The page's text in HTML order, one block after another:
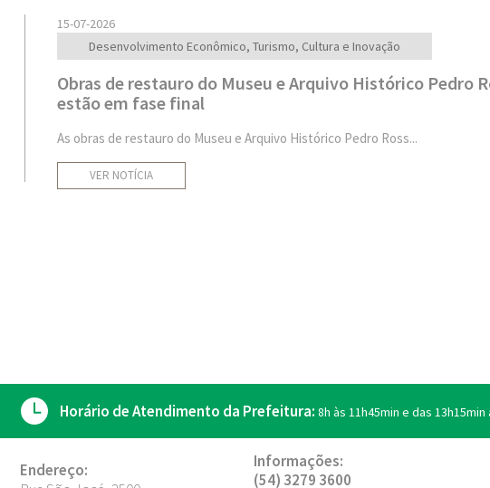
15-07-2026
Desenvolvimento Econômico, Turismo, Cultura e Inovação
Obras de restauro do Museu e Arquivo Histórico Pedro
estão em fase final
As obras de restauro do Museu e Arquivo Histórico Pedro Ross...
VER NOTÍCIA
Horário de Atendimento da Prefeitura: 8h às 11h45min e das 13h15min
Endereço:
Informações:
(54) 3279 3600